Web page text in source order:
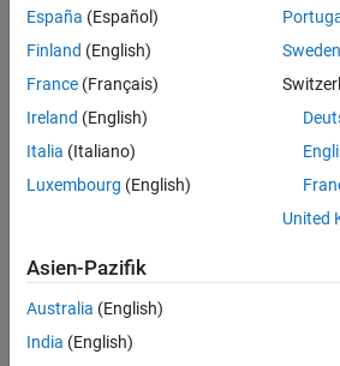
España (Español)
Finland (English)
France (Français)
Ireland (English)
Italia (Italiano)
Luxembourg (English)
Sweden
United
Asien-Pazifik
Australia (English)
India (English)